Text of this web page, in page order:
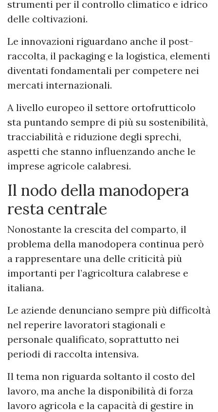
strumenti per il controllo climatico e idrico
delle coltivazioni.
Le innovazioni riguardano anche il post-
raccolta, il packaging e la logistica, elementi
diventati fondamentali per competere nei
mercati internazionali.
A livello europeo il settore ortofrutticolo
sta puntando sempre di più su sostenibilità,
tracciabilità e riduzione degli sprechi,
aspetti che stanno influenzando anche le
imprese agricole calabresi.
Il nodo della manodopera
resta centrale
Nonostante la crescita del comparto, il
problema della manodopera continua però
a rappresentare una delle criticità più
importanti per l’agricoltura calabrese e
italiana.
Le aziende denunciano sempre più difficoltà
nel reperire lavoratori stagionali e
personale qualificato, soprattutto nei
periodi di raccolta intensiva.
Il tema non riguarda soltanto il costo del
lavoro, ma anche la disponibilità di forza
lavoro agricola e la capacità di gestire in